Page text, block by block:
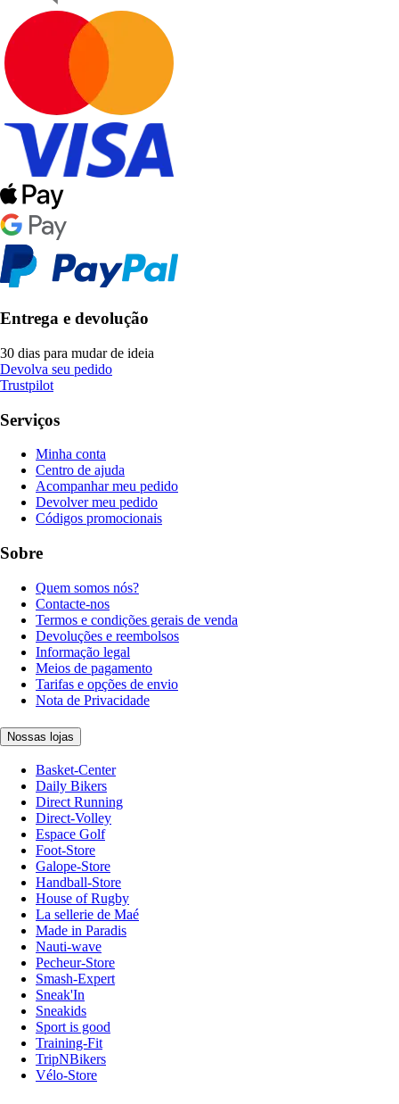
Entrega e devolução
30 dias para mudar de ideia
Devolva seu pedido
Trustpilot
Serviços
Minha conta
Centro de ajuda
Acompanhar meu pedido
Devolver meu pedido
Códigos promocionais
Sobre
Quem somos nós?
Contacte-nos
Termos e condições gerais de venda
Devoluções e reembolsos
Informação legal
Meios de pagamento
Tarifas e opções de envio
Nota de Privacidade
Nossas lojas
Basket-Center
Daily Bikers
Direct Running
Direct-Volley
Espace Golf
Foot-Store
Galope-Store
Handball-Store
House of Rugby
La sellerie de Maé
Made in Paradis
Nauti-wave
Pecheur-Store
Smash-Expert
Sneak'In
Sneakids
Sport is good
Training-Fit
TripNBikers
Vélo-Store